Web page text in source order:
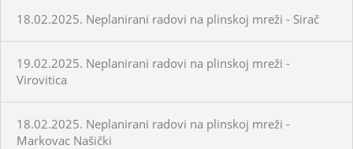
18.02.2025. Neplanirani radovi na plinskoj mreži - Sirač
19.02.2025. Neplanirani radovi na plinskoj mreži -
Virovitica
18.02.2025. Neplanirani radovi na plinskoj mreži -
Markovac Našički